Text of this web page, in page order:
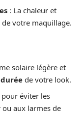
: La chaleur et
de votre maquillage.
solaire légère et
durée de votre look.
pour éviter les
ou aux larmes de